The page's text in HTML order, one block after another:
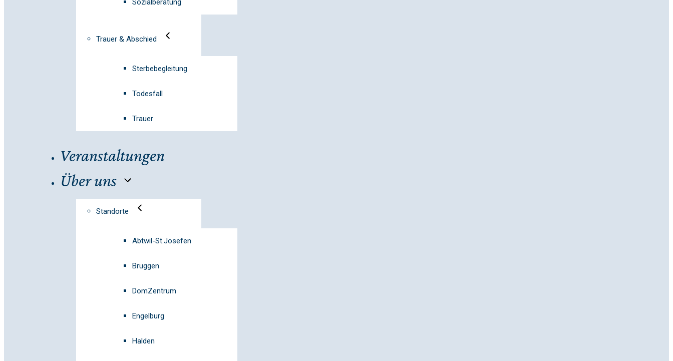
Sozialberatung
Trauer & Abschied
Sterbebegleitung
Todesfall
Trauer
Veranstaltungen
Über uns
Standorte
Abtwil-St.Josefen
Bruggen
DomZentrum
Engelburg
Halden